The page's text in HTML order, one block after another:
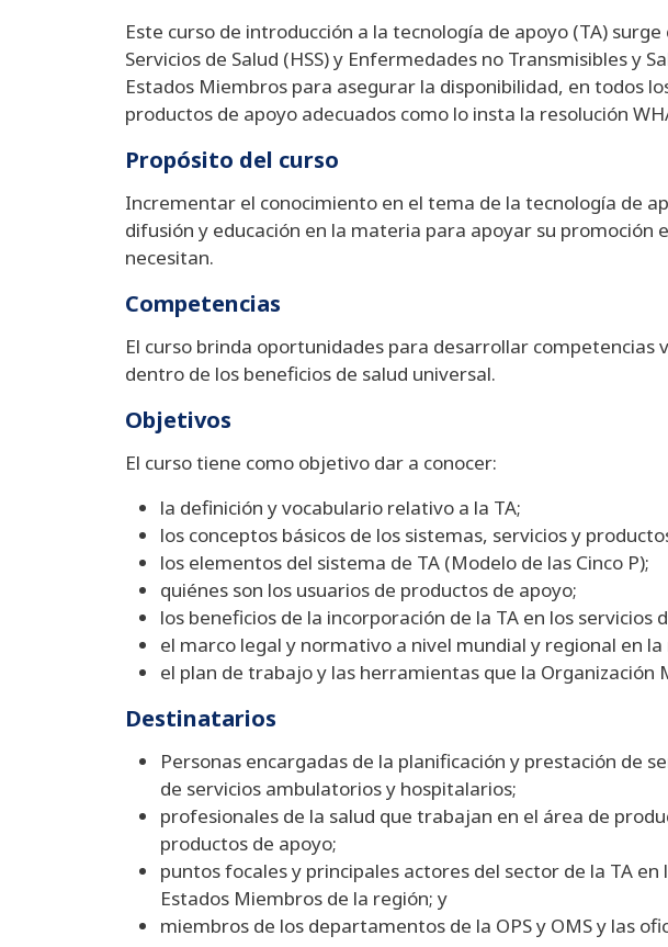
Este curso de introducción a la tecnología de apoyo (TA)
Servicios de Salud (HSS) y Enfermedades no Transmisibles y
Estados Miembros para asegurar la disponibilidad, en todos
productos de apoyo adecuados como lo insta la resolución
Propósito del curso
Incrementar el conocimiento en el tema de la tecnología de
difusión y educación en la materia para apoyar su promoción
necesitan.
Competencias
El curso brinda oportunidades para desarrollar competencias
dentro de los beneficios de salud universal.
Objetivos
El curso tiene como objetivo dar a conocer:
la definición y vocabulario relativo a la TA;
los conceptos básicos de los sistemas, servicios y
los elementos del sistema de TA (Modelo de las Cinco P);
quiénes son los usuarios de productos de apoyo;
los beneficios de la incorporación de la TA en los
el marco legal y normativo a nivel mundial y regional en
el plan de trabajo y las herramientas que la Organización
Destinatarios
Personas encargadas de la planificación y prestación de
de servicios ambulatorios y hospitalarios;
profesionales de la salud que trabajan en el área de
productos de apoyo;
puntos focales y principales actores del sector de la TA
Estados Miembros de la región; y
miembros de los departamentos de la OPS y OMS y las